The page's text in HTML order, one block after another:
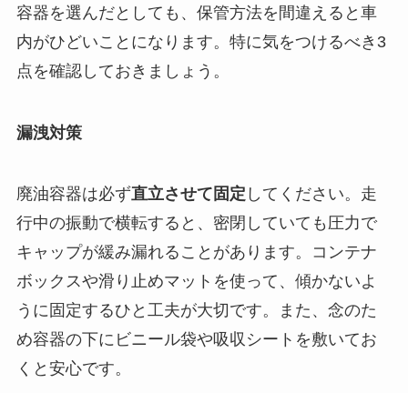
容器を選んだとしても、保管方法を間違えると車
内がひどいことになります。特に気をつけるべき3
点を確認しておきましょう。
漏洩対策
廃油容器は必ず直立させて固定 してください。走
行中の振動で横転すると、密閉していても圧力で
キャップが緩み漏れることがあります。コンテナ
ボックスや滑り止めマットを使って、傾かないよ
うに固定するひと工夫が大切です。また、念のた
め容器の下にビニール袋や吸収シートを敷いてお
くと安心です。